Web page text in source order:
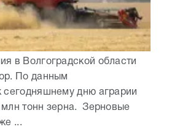
в Волгоградской области
По данным
сегодняшнему дню аграрии
тонн зерна. Зерновые
...